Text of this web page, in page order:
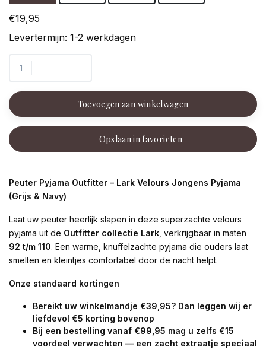
€19,95
Levertermijn: 1-2 werkdagen
Toevoegen aan winkelwagen
Opslaan in favorieten
Peuter Pyjama Outfitter – Lark Velours Jongens Pyjama
(Grijs & Navy)
Laat uw peuter heerlijk slapen in deze superzachte velours
pyjama uit de Outfitter collectie Lark , verkrijgbaar in maten
92 t/m 110. Een warme, knuffelzachte pyjama die ouders laat
smelten en kleintjes comfortabel door de nacht helpt.
Onze standaard kortingen
Bereikt uw winkelmandje €39,95? Dan leggen wij er
liefdevol €5 korting bovenop
Bij een bestelling vanaf €99,95 mag u zelfs €15
voordeel verwachten — een zacht extraatje speciaal